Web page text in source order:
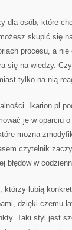
dla osób, które
skupić się
procesu, a
się na wiedzy.
tylko na nią
Ikarion.pl
je w oparciu
można
czytelnik
błędów w
którzy lubią
dzięki czemu
Taki styl jest